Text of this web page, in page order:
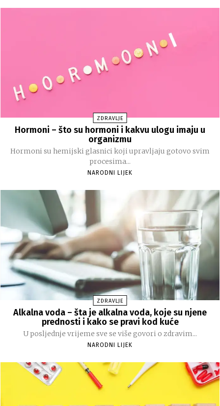
ZDRAVLJE
Hormoni – što su hormoni i kakvu ulogu imaju u
organizmu
Hormoni su hemijski glasnici koji upravljaju gotovo svim
procesima...
NARODNI LIJEK
ZDRAVLJE
Alkalna voda – šta je alkalna voda, koje su njene
prednosti i kako se pravi kod kuće
U posljednje vrijeme sve se više govori o zdravim...
NARODNI LIJEK